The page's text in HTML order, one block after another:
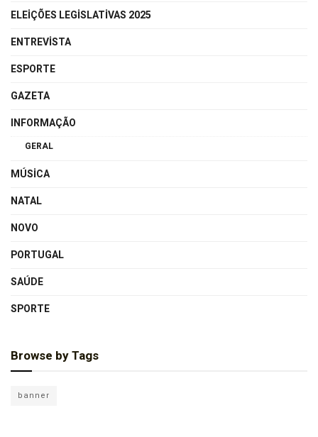
ELEIÇÕES LEGISLATIVAS 2025
ENTREVISTA
ESPORTE
GAZETA
INFORMAÇÃO
GERAL
MÚSICA
NATAL
NOVO
PORTUGAL
SAÚDE
SPORTE
Browse by Tags
banner